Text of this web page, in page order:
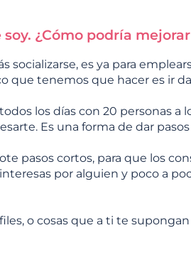
¿Cómo podría
es ya para
que tenemos que hacer es ir
los días con 20 personas a
Es una forma de dar
pasos cortos, para que los
por alguien y poco a
o cosas que a ti te